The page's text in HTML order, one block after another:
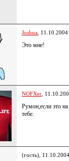
Joshua ,
Это мне!
NOFXer ,
Румон,если это
тебе.
(гость),